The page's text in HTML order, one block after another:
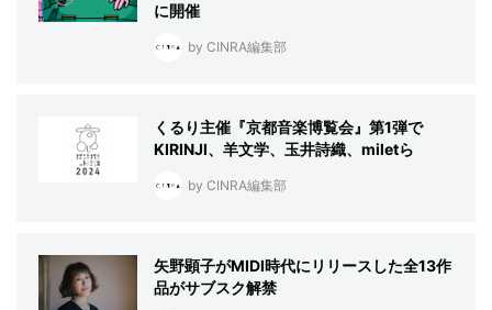
に開催
by CINRA編集部
くるり主催『京都音楽博覧会』第1弾で
KIRINJI、羊文学、玉井詩織、miletら
by CINRA編集部
矢野顕子がMIDI時代にリリースした全13作
品がサブスク解禁